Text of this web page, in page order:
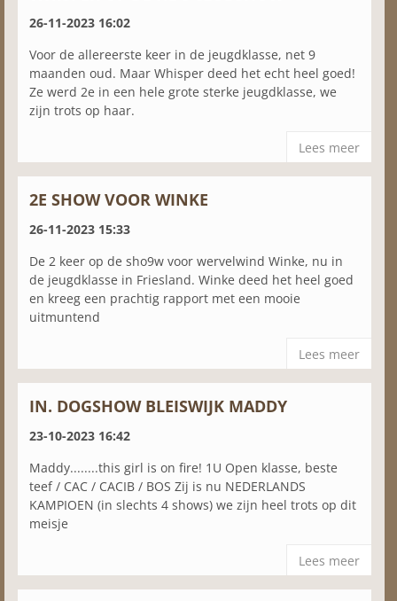
26-11-2023 16:02
Voor de allereerste keer in de jeugdklasse, net 9
maanden oud. Maar Whisper deed het echt heel goed!
Ze werd 2e in een hele grote sterke jeugdklasse, we
zijn trots op haar.
Lees meer
2E SHOW VOOR WINKE
26-11-2023 15:33
De 2 keer op de sho9w voor wervelwind Winke, nu in
de jeugdklasse in Friesland. Winke deed het heel goed
en kreeg een prachtig rapport met een mooie
uitmuntend
Lees meer
IN. DOGSHOW BLEISWIJK MADDY
23-10-2023 16:42
Maddy........this girl is on fire! 1U Open klasse, beste
teef / CAC / CACIB / BOS Zij is nu NEDERLANDS
KAMPIOEN (in slechts 4 shows) we zijn heel trots op dit
meisje
Lees meer